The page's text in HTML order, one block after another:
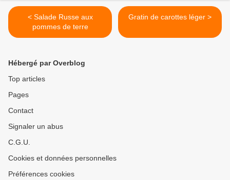
< Salade Russe aux
pommes de terre
Gratin de carottes léger >
Hébergé par Overblog
Top articles
Pages
Contact
Signaler un abus
C.G.U.
Cookies et données personnelles
Préférences cookies